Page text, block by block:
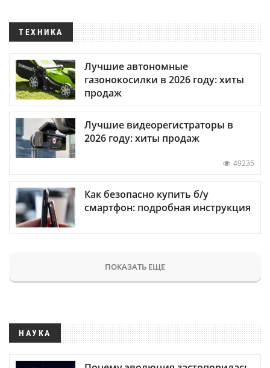
ТЕХНИКА
Лучшие автономные
газонокосилки в 2026 году: хиты
продаж
Лучшие видеорегистраторы в
2026 году: хиты продаж
49235
Как безопасно купить б/у
смартфон: подробная инструкция
ПОКАЗАТЬ ЕЩЕ
НАУКА